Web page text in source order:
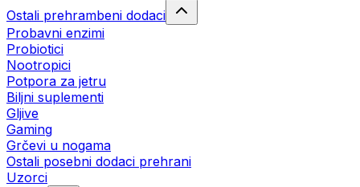
Ostali prehrambeni dodaci
Probavni enzimi
Probiotici
Nootropici
Potpora za jetru
Biljni suplementi
Gljive
Gaming
Grčevi u nogama
Ostali posebni dodaci prehrani
Uzorci